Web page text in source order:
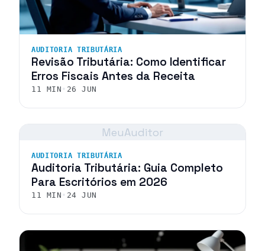
AUDITORIA TRIBUTÁRIA
Revisão Tributária: Como Identificar
Erros Fiscais Antes da Receita
11 MIN • 26 JUN
MeuAuditor
AUDITORIA TRIBUTÁRIA
Auditoria Tributária: Guia Completo
Para Escritórios em 2026
11 MIN • 24 JUN